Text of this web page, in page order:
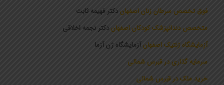
فوق تخصص سرطان زنان اصفهاندکتر فهیمه ثابت
متخصص دندانپزشک کودکان اصفهاندکتر نجمه اخلاقی
آزمایشگاه ژنتیک اصفهانآزمایشگاه ژن آزما
سرمایه گذاری در قبرس شمالی
خرید ملک در قبرس شمالی